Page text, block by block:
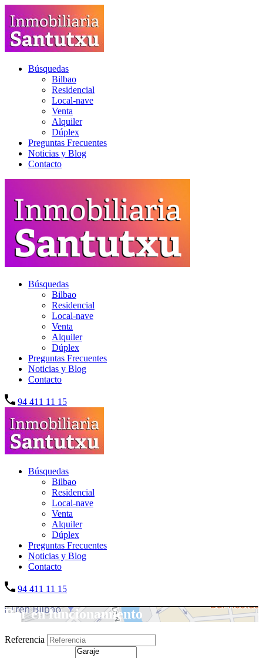
Búsquedas
Bilbao
Residencial
Local-nave
Venta
Alquiler
Dúplex
Preguntas Frecuentes
Noticias y Blog
Contacto
Búsquedas
Bilbao
Residencial
Local-nave
Venta
Alquiler
Dúplex
Preguntas Frecuentes
Noticias y Blog
Contacto
94 411 11 15
Búsquedas
Bilbao
Residencial
Local-nave
Venta
Alquiler
Dúplex
Preguntas Frecuentes
Noticias y Blog
Contacto
94 411 11 15
Bar en funcionamiento
Referencia